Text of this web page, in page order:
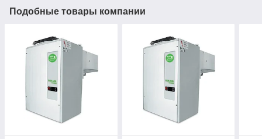
Подобные товары компании